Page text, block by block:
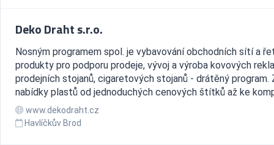
Deko Draht s.r.o.
Nosným programem spol. je vybavování obchodních sítí a
produkty pro podporu prodeje, vývoj a výroba kovových
prodejních stojanů, cigaretových stojanů - drátěný program.
nabídky plastů od jednoduchých cenových štítků až ke
www.dekodraht.cz
Havlíčkův Brod